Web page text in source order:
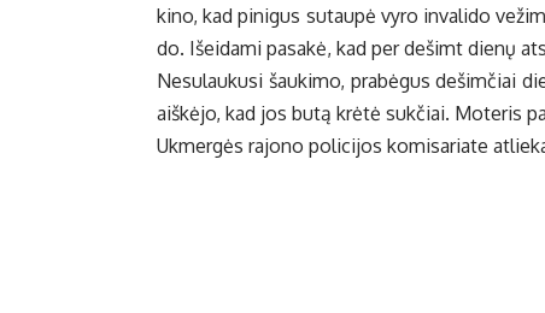
ki­no, kad pi­ni­gus su­tau­pė vy­ro in­va­li­do
do. Iš­ei­da­mi pa­sa­kė, kad per de­šimt die­nų
Ne­su­lau­ku­si šau­ki­mo, pra­bė­gus de­šim­čiai
aiš­kė­jo, kad jos bu­tą krė­tė suk­čiai. Mo­te­ris
Uk­mer­gės ra­jo­no po­li­ci­jos ko­mi­sa­ria­te